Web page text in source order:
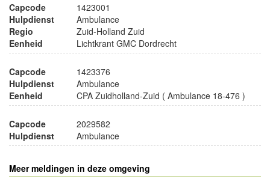
Capcode
1423001
Hulpdienst
Ambulance
Regio
Zuid-Holland Zuid
Eenheid
Lichtkrant GMC Dordrecht
Capcode
1423376
Hulpdienst
Ambulance
Eenheid
CPA Zuidholland-Zuid ( Ambulance 18-476 )
Capcode
2029582
Hulpdienst
Ambulance
Meer meldingen in deze omgeving